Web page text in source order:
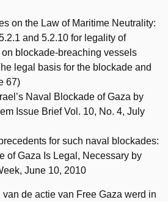
on the Law of Maritime Neutrality:
and 5.2.10 for legality of
blockade-breaching vessels
legal basis for the blockade and
67)
Naval Blockade of Gaza by
Issue Brief Vol. 10, No. 4, July
for such naval blockades:
of Gaza Is Legal, Necessary by
June 10, 2010
de actie van Free Gaza werd in